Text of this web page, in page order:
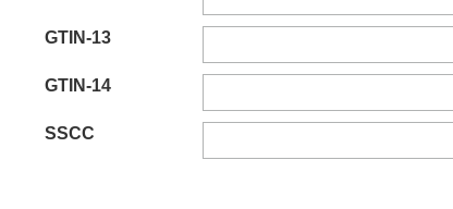
GTIN-13
GTIN-14
SSCC